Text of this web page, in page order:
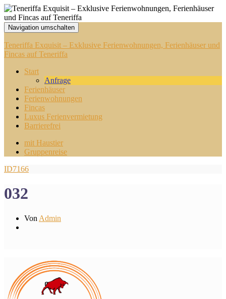
Navigation umschalten
Teneriffa Exquisit – Exklusive Ferienwohnungen, Ferienhäuser und
Fincas auf Teneriffa
Start
Anfrage
Ferienhäuser
Ferienwohnungen
Fincas
Luxus Ferienvermietung
Barrierefrei
mit Haustier
Gruppenreise
ID7166
032
Von Admin